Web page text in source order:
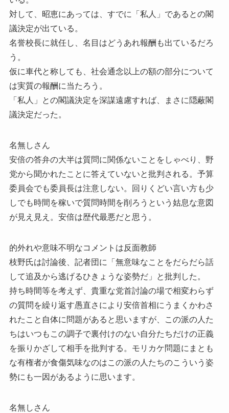
対して、昭恵にあっては、すでに「私人」であるとの閣
議決定が出ている。
名誉校長に就任し、名目はどうあれ報酬も出ているだろ
う。
仮に車代と称しても、社会通念以上の額の部分について
は実質の報酬に当たろう。
「私人」との閣議決定を深謀遠慮すれば、まさに隠蔽閣
議決定だった。
名無しさん
安倍の答弁の大半は質問に関係ないことをしゃべり、野
党から聞かれたことに答えていないと批判される。予算
委員会でも委員長は注意しない。回りくどい言い方も少
しでも時間を稼いで質問時間を削ろうという姑息な意図
が見え見え。安倍は歴代最悪だと思う。
的外れや意味不明なコメントは反面教師
枝野氏は討論後、記者団に「無意味なことをだらだら話
して追及から逃げるひきょうな姿勢だ」と批判した。
持ち時間等を考えず、貴重な党首討論の場で相変わらず
の質問を繰り返す愚直さにより安倍首相にうまくかわさ
れたこと自体に問題があると思いますが、この派の人た
ちはいつもこの調子で裏付けのない自分たちだけの正義
を振りかざして相手を批判する。モリカケ問題にまとも
な有権者が食傷気味なのはこの派の人たちのこういう姿
勢にも一因があるように思います。
名無しさん